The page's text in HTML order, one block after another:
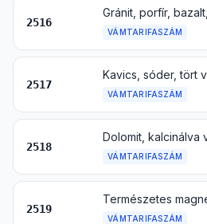
2516
VÁMTARIFASZÁM
2517
VÁMTARIFASZÁM
2518
VÁMTARIFASZÁM
2519
VÁMTARIFASZÁM